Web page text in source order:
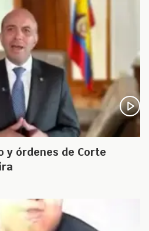
y órdenes de Corte